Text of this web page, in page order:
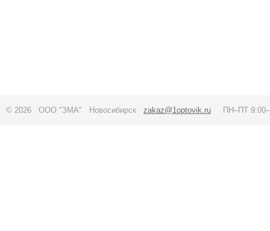
© 2026 ООО "ЗМА" Новосибирск zakaz@1optovik.ru ПН–ПТ